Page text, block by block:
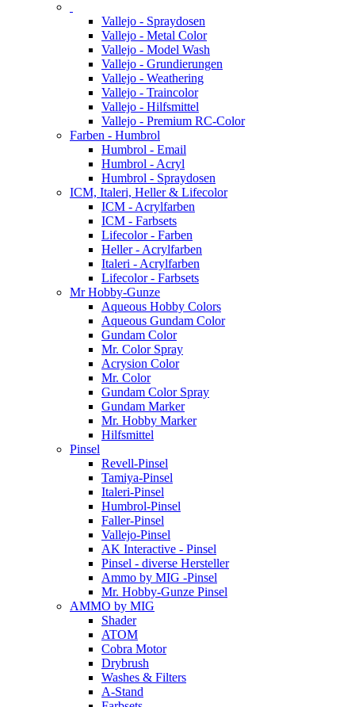
Vallejo - Spraydosen
Vallejo - Metal Color
Vallejo - Model Wash
Vallejo - Grundierungen
Vallejo - Weathering
Vallejo - Traincolor
Vallejo - Hilfsmittel
Vallejo - Premium RC-Color
Farben - Humbrol
Humbrol - Email
Humbrol - Acryl
Humbrol - Spraydosen
ICM, Italeri, Heller & Lifecolor
ICM - Acrylfarben
ICM - Farbsets
Lifecolor - Farben
Heller - Acrylfarben
Italeri - Acrylfarben
Lifecolor - Farbsets
Mr Hobby-Gunze
Aqueous Hobby Colors
Aqueous Gundam Color
Gundam Color
Mr. Color Spray
Acrysion Color
Mr. Color
Gundam Color Spray
Gundam Marker
Mr. Hobby Marker
Hilfsmittel
Pinsel
Revell-Pinsel
Tamiya-Pinsel
Italeri-Pinsel
Humbrol-Pinsel
Faller-Pinsel
Vallejo-Pinsel
AK Interactive - Pinsel
Pinsel - diverse Hersteller
Ammo by MIG -Pinsel
Mr. Hobby-Gunze Pinsel
AMMO by MIG
Shader
ATOM
Cobra Motor
Drybrush
Washes & Filters
A-Stand